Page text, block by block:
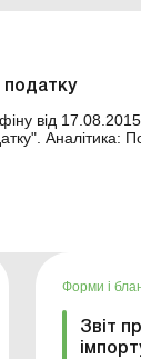
податку
з
Форми і
Звіт